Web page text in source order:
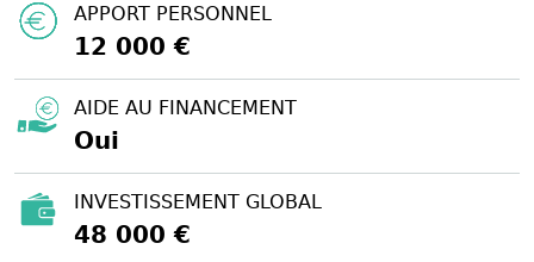
APPORT PERSONNEL
12 000 €
AIDE AU FINANCEMENT
Oui
INVESTISSEMENT GLOBAL
48 000 €